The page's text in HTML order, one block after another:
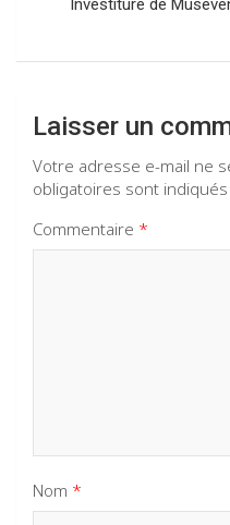
Investiture de
Laisser un
Votre adresse e-mail ne
obligatoires sont indiqués
Commentaire *
Nom *